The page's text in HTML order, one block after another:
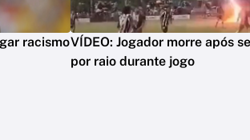
racismoVÍDEO: Jogador morre após
por raio durante jogo